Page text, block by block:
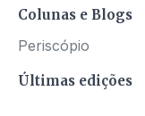
Colunas e Blogs
Periscópio
Últimas edições